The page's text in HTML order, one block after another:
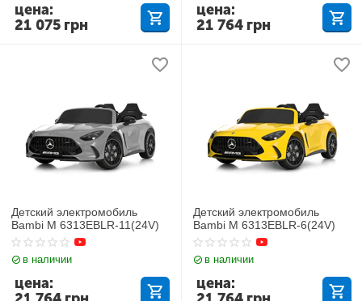
21 075 грн
цена:
21 764 грн
цена:
Детский электромобиль
Bambi M 6313EBLR-11(24V)
в наличии
цена:
Детский электромобиль
Bambi M 6313EBLR-6(24V)
в наличии
цена: